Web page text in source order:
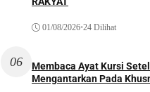
01/08/2026•24 Dilihat
06
Membaca Ayat Kursi
Mengantarkan Pada